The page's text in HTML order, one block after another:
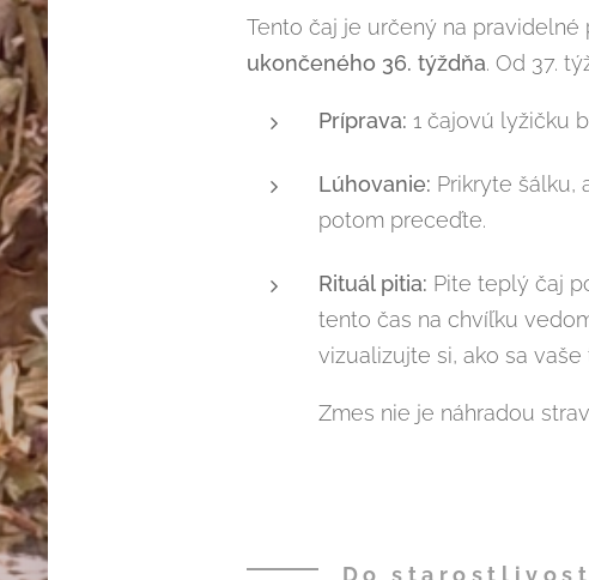
Tento čaj je určený na
ukončeného 36. týždňa. Od 37.
Príprava: 1 čajovú lyžičku
Lúhovanie: Prikryte šálku,
potom preceďte.
Rituál pitia: Pite teplý čaj
tento čas na chvíľku
vizualizujte si, ako sa
Zmes nie je náhradou
Do